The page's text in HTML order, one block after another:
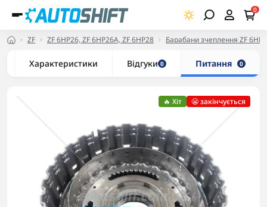
0
ZF ZF 6HP26, ZF 6HP26A, ZF 6HP28 Барабани зчеплення ZF
Характеристики Відгуки 0 Питання 0
🔥 Хіт 😬 закінчується